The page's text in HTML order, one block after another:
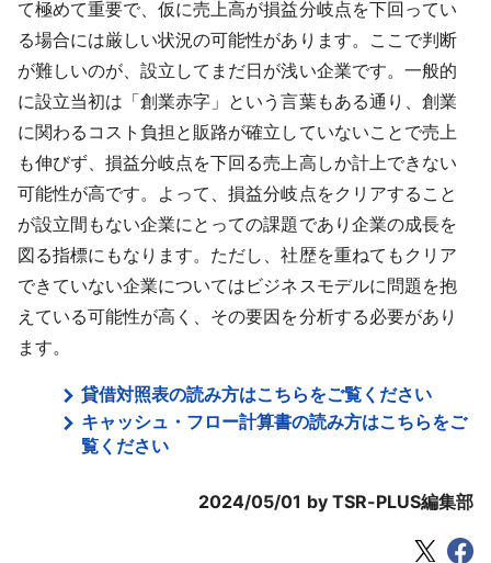
て極めて重要で、仮に売上高が損益分岐点を下回ってい
る場合には厳しい状況の可能性があります。ここで判断
が難しいのが、設立してまだ日が浅い企業です。一般的
に設立当初は「創業赤字」という言葉もある通り、創業
に関わるコスト負担と販路が確立していないことで売上
も伸びず、損益分岐点を下回る売上高しか計上できない
可能性が高です。よって、損益分岐点をクリアすること
が設立間もない企業にとっての課題であり企業の成長を
図る指標にもなります。ただし、社歴を重ねてもクリア
できていない企業についてはビジネスモデルに問題を抱
えている可能性が高く、その要因を分析する必要があり
ます。
貸借対照表の読み方はこちらをご覧ください
キャッシュ・フロー計算書の読み方はこちらをご
覧ください
2024/05/01 by TSR-PLUS編集部